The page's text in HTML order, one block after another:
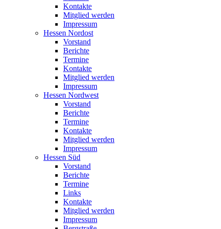
Kontakte
Mitglied werden
Impressum
Hessen Nordost
Vorstand
Berichte
Termine
Kontakte
Mitglied werden
Impressum
Hessen Nordwest
Vorstand
Berichte
Termine
Kontakte
Mitglied werden
Impressum
Hessen Süd
Vorstand
Berichte
Termine
Links
Kontakte
Mitglied werden
Impressum